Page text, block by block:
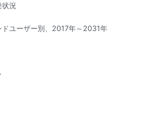
況
ユーザー別、2017年～2031年